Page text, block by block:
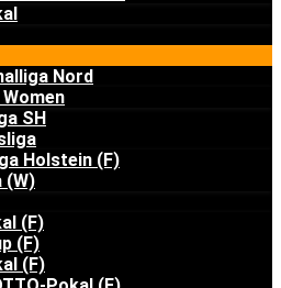
Nord
SH
Holstein (F)
(W)
(F)
(F)
(F)